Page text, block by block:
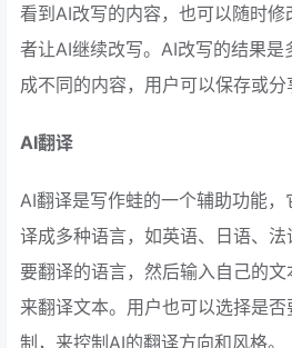
看到AI改写的内容，也可以随时
者让AI继续改写。AI改写的结果是
成不同的内容，用户可以保存或分
AI翻译
AI翻译是写作蛙的一个辅助功能
译成多种语言，如英语、日语、
要翻译的语言，然后输入自己的
来翻译文本。用户也可以选择是
制，来控制AI的翻译方向和风格。